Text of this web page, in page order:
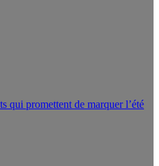
qui promettent de marquer l’été